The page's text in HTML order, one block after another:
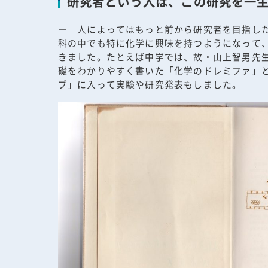
― 人によってはもっと前から研究者を目指し
科の中でも特に化学に興味を持つようになっ
きました。たとえば中学では、故・山上智男
礎をわかりやすく書いた「化学のドレミファ
ブ」に入って実験や研究発表もしました。